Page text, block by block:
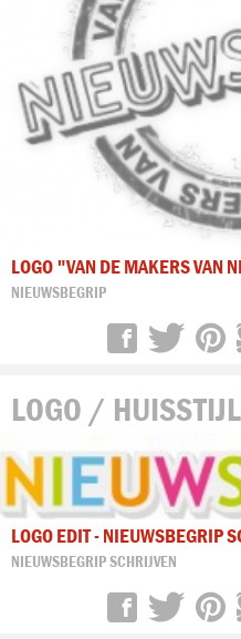
LOGO "VAN DE MAKERS VAN
NIEUWSBEGRIP
LOGO / HUISSTIJL
LOGO EDIT - NIEUWSBEGRIP
NIEUWSBEGRIP SCHRIJVEN